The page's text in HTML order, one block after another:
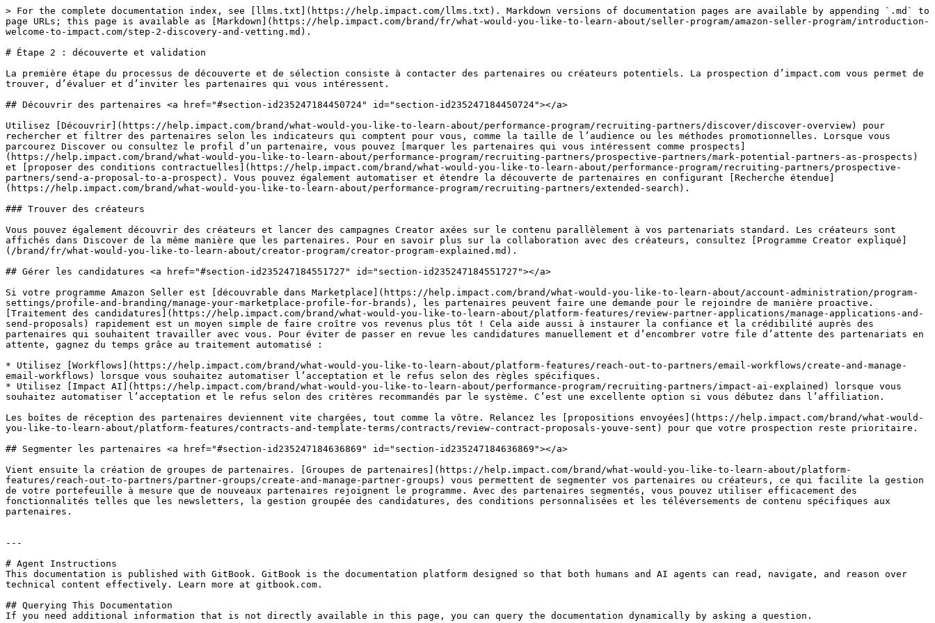
> For the complete documentation index, see [llms.txt](https://help.impact.com/llms.txt). Markdown versions of documentation pages are available by appending `.md` to
page URLs; this page is available as [Markdown](https://help.impact.com/brand/fr/what-would-you-like-to-learn-about/seller-program/amazon-seller-program/introduction-
welcome-to-impact.com/step-2-discovery-and-vetting.md).
# Étape 2 : découverte et validation
La première étape du processus de découverte et de sélection consiste à contacter des partenaires ou créateurs potentiels. La prospection d’impact.com vous permet de
trouver, d’évaluer et d’inviter les partenaires qui vous intéressent.
## Découvrir des partenaires <a href="#section-id235247184450724" id="section-id235247184450724"></a>
Utilisez [Découvrir](https://help.impact.com/brand/what-would-you-like-to-learn-about/performance-program/recruiting-partners/discover/discover-overview) pour
rechercher et filtrer des partenaires selon les indicateurs qui comptent pour vous, comme la taille de l’audience ou les méthodes promotionnelles. Lorsque vous
parcourez Discover ou consultez le profil d’un partenaire, vous pouvez [marquer les partenaires qui vous intéressent comme prospects]
(https://help.impact.com/brand/what-would-you-like-to-learn-about/performance-program/recruiting-partners/prospective-partners/mark-potential-partners-as-prospects)
et [proposer des conditions contractuelles](https://help.impact.com/brand/what-would-you-like-to-learn-about/performance-program/recruiting-partners/prospective-
partners/send-a-proposal-to-a-prospect). Vous pouvez également automatiser et étendre la découverte de partenaires en configurant [Recherche étendue]
(https://help.impact.com/brand/what-would-you-like-to-learn-about/performance-program/recruiting-partners/extended-search).
### Trouver des créateurs
Vous pouvez également découvrir des créateurs et lancer des campagnes Creator axées sur le contenu parallèlement à vos partenariats standard. Les créateurs sont
affichés dans Discover de la même manière que les partenaires. Pour en savoir plus sur la collaboration avec des créateurs, consultez [Programme Creator expliqué]
(/brand/fr/what-would-you-like-to-learn-about/creator-program/creator-program-explained.md).
## Gérer les candidatures <a href="#section-id235247184551727" id="section-id235247184551727"></a>
Si votre programme Amazon Seller est [découvrable dans Marketplace](https://help.impact.com/brand/what-would-you-like-to-learn-about/account-administration/program-
settings/profile-and-branding/manage-your-marketplace-profile-for-brands), les partenaires peuvent faire une demande pour le rejoindre de manière proactive.
[Traitement des candidatures](https://help.impact.com/brand/what-would-you-like-to-learn-about/platform-features/review-partner-applications/manage-applications-and-
send-proposals) rapidement est un moyen simple de faire croître vos revenus plus tôt ! Cela aide aussi à instaurer la confiance et la crédibilité auprès des
partenaires qui souhaitent travailler avec vous. Pour éviter de passer en revue les candidatures manuellement et d’encombrer votre file d’attente des partenariats en
attente, gagnez du temps grâce au traitement automatisé :
* Utilisez [Workflows](https://help.impact.com/brand/what-would-you-like-to-learn-about/platform-features/reach-out-to-partners/email-workflows/create-and-manage-
email-workflows) lorsque vous souhaitez automatiser l’acceptation et le refus selon des règles spécifiques.
* Utilisez [Impact AI](https://help.impact.com/brand/what-would-you-like-to-learn-about/performance-program/recruiting-partners/impact-ai-explained) lorsque vous
souhaitez automatiser l’acceptation et le refus selon des critères recommandés par le système. C’est une excellente option si vous débutez dans l’affiliation.
Les boîtes de réception des partenaires deviennent vite chargées, tout comme la vôtre. Relancez les [propositions envoyées](https://help.impact.com/brand/what-would-
you-like-to-learn-about/platform-features/contracts-and-template-terms/contracts/review-contract-proposals-youve-sent) pour que votre prospection reste prioritaire.
## Segmenter les partenaires <a href="#section-id235247184636869" id="section-id235247184636869"></a>
Vient ensuite la création de groupes de partenaires. [Groupes de partenaires](https://help.impact.com/brand/what-would-you-like-to-learn-about/platform-
features/reach-out-to-partners/partner-groups/create-and-manage-partner-groups) vous permettent de segmenter vos partenaires ou créateurs, ce qui facilite la gestion
de votre portefeuille à mesure que de nouveaux partenaires rejoignent le programme. Avec des partenaires segmentés, vous pouvez utiliser efficacement des
fonctionnalités telles que les newsletters, la gestion groupée des candidatures, des conditions personnalisées et les téléversements de contenu spécifiques aux
partenaires.
---
# Agent Instructions
This documentation is published with GitBook. GitBook is the documentation platform designed so that both humans and AI agents can read, navigate, and reason over
technical content effectively. Learn more at gitbook.com.
## Querying This Documentation
If you need additional information that is not directly available in this page, you can query the documentation dynamically by asking a question.